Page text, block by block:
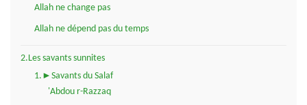
Allah ne change pas
Allah ne dépend pas du temps
2.Les savants sunnites
1.►Savants du Salaf
'Abdou r-Razzaq